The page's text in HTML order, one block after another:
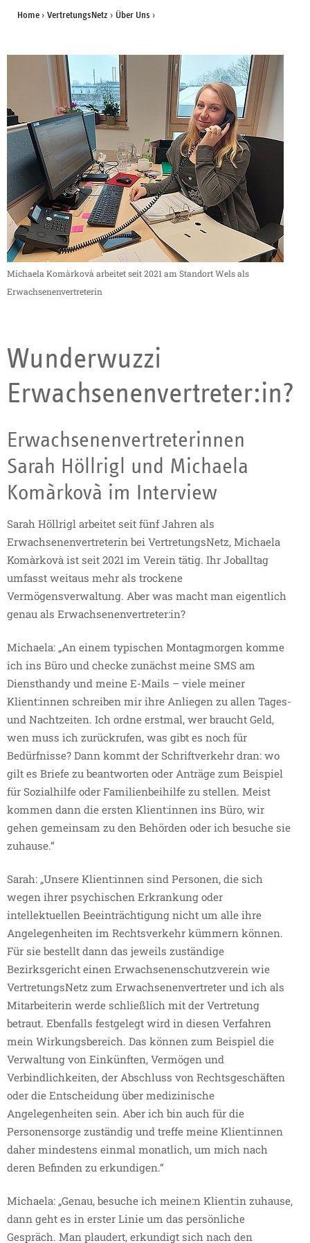
Home › VertretungsNetz › Über Uns ›
Michaela Komàrkovà arbeitet seit 2021 am Standort Wels als
Erwachsenenvertreterin
Wunderwuzzi
Erwachsenenvertreter:in?
Erwachsenenvertreterinnen
Sarah Höllrigl und Michaela
Komàrkovà im Interview
Sarah Höllrigl arbeitet seit fünf Jahren als
Erwachsenenvertreterin bei VertretungsNetz, Michaela
Komàrkovà ist seit 2021 im Verein tätig. Ihr Joballtag
umfasst weitaus mehr als trockene
Vermögensverwaltung. Aber was macht man eigentlich
genau als Erwachsenenvertreter:in?
Michaela: „An einem typischen Montagmorgen komme
ich ins Büro und checke zunächst meine SMS am
Diensthandy und meine E-Mails – viele meiner
Klient:innen schreiben mir ihre Anliegen zu allen Tages-
und Nachtzeiten. Ich ordne erstmal, wer braucht Geld,
wen muss ich zurückrufen, was gibt es noch für
Bedürfnisse? Dann kommt der Schriftverkehr dran: wo
gilt es Briefe zu beantworten oder Anträge zum Beispiel
für Sozialhilfe oder Familienbeihilfe zu stellen. Meist
kommen dann die ersten Klient:innen ins Büro, wir
gehen gemeinsam zu den Behörden oder ich besuche sie
zuhause.“
Sarah: „Unsere Klient:innen sind Personen, die sich
wegen ihrer psychischen Erkrankung oder
intellektuellen Beeinträchtigung nicht um alle ihre
Angelegenheiten im Rechtsverkehr kümmern können.
Für sie bestellt dann das jeweils zuständige
Bezirksgericht einen Erwachsenenschutzverein wie
VertretungsNetz zum Erwachsenenvertreter und ich als
Mitarbeiterin werde schließlich mit der Vertretung
betraut. Ebenfalls festgelegt wird in diesen Verfahren
mein Wirkungsbereich. Das können zum Beispiel die
Verwaltung von Einkünften, Vermögen und
Verbindlichkeiten, der Abschluss von Rechtsgeschäften
oder die Entscheidung über medizinische
Angelegenheiten sein. Aber ich bin auch für die
Personensorge zuständig und treffe meine Klient:innen
daher mindestens einmal monatlich, um mich nach
deren Befinden zu erkundigen.“
Michaela: „Genau, besuche ich meine:n Klient:in zuhause,
dann geht es in erster Linie um das persönliche
Gespräch. Man plaudert, erkundigt sich nach den